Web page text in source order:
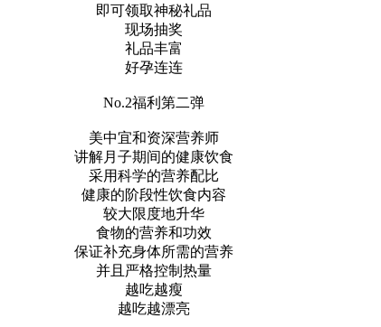
即可领取神秘礼品
现场抽奖
礼品丰富
好孕连连
No.2福利第二弹
美中宜和资深营养师
讲解月子期间的健康饮食
采用科学的营养配比
健康的阶段性饮食内容
较大限度地升华
食物的营养和功效
保证补充身体所需的营养
并且严格控制热量
越吃越瘦
越吃越漂亮